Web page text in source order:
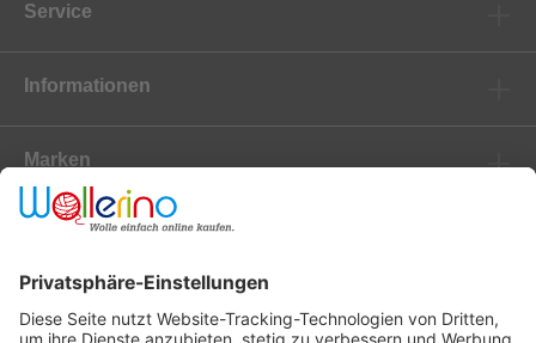
Service
Informationen
Marken
Newsletter